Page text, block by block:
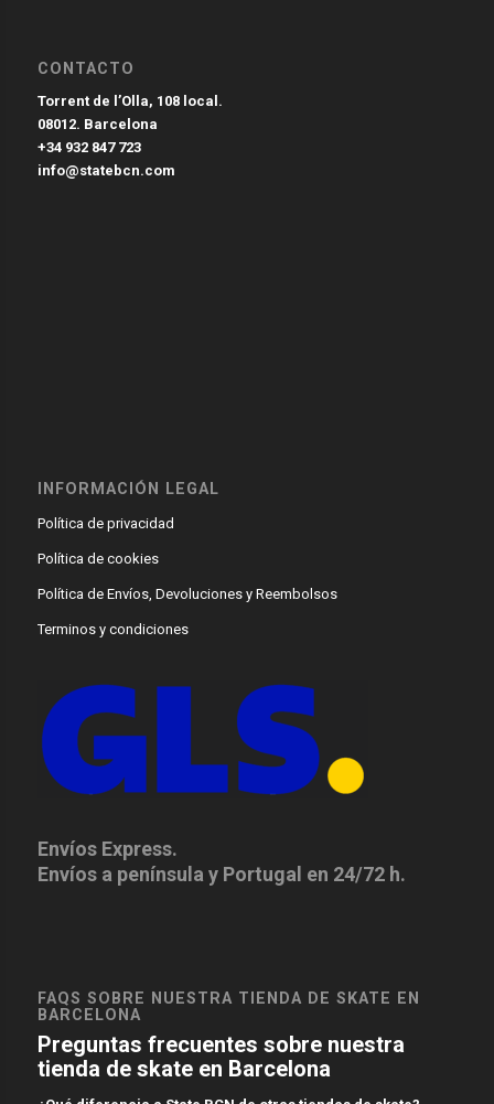
CONTACTO
Torrent de l’Olla, 108 local.
08012. Barcelona
+34 932 847 723
info@statebcn.com
INFORMACIÓN LEGAL
Política de privacidad
Política de cookies
Política de Envíos, Devoluciones y Reembolsos
Terminos y condiciones
Envíos Express.
Envíos a península y Portugal en 24/72 h.
FAQS SOBRE NUESTRA TIENDA DE SKATE EN
BARCELONA
Preguntas frecuentes sobre nuestra
tienda de skate en Barcelona